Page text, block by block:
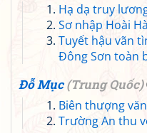
Hạ dạ truy
Sơ nhập Hoài
Tuyết hậu vãn
Đông Sơn toàn
Đỗ Mục (Trung Quốc)
Biên thượng
Trường An thu